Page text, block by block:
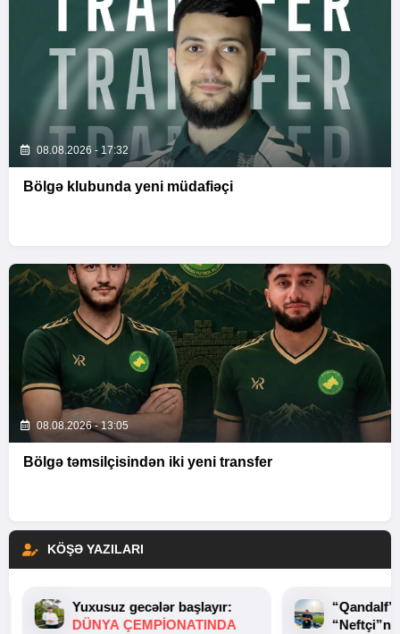
08.08.2026 - 17:32
Bölgə klubunda yeni müdafiəçi
08.08.2026 - 13:05
Bölgə təmsilçisindən iki yeni transfer
KÖŞƏ YAZILARI
Yuxusuz gecələr başlayır:
DÜNYA ÇEMPIONATINDA